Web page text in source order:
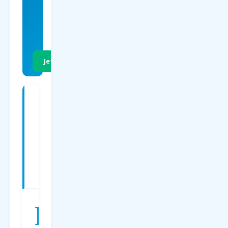
Jetzt Preise vergleichen
D